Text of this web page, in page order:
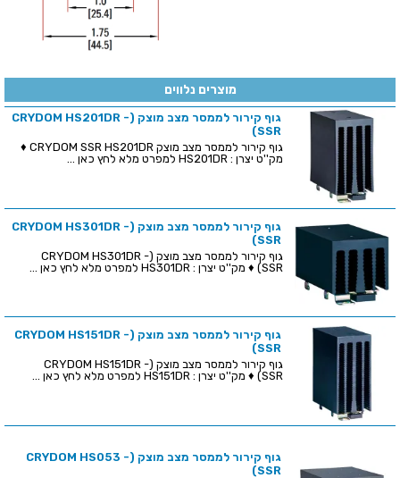
מוצרים נלווים
גוף קירור לממסר מצב מוצק (CRYDOM HS201DR -
(SSR
גוף קירור לממסר מצב מוצק CRYDOM SSR HS201DR ♦
מק''ט יצרן : HS201DR למפרט מלא לחץ כאן ...
גוף קירור לממסר מצב מוצק (CRYDOM HS301DR -
(SSR
גוף קירור לממסר מצב מוצק (CRYDOM HS301DR -
(SSR ♦ מק''ט יצרן : HS301DR למפרט מלא לחץ כאן ...
גוף קירור לממסר מצב מוצק (CRYDOM HS151DR -
(SSR
גוף קירור לממסר מצב מוצק (CRYDOM HS151DR -
(SSR ♦ מק''ט יצרן : HS151DR למפרט מלא לחץ כאן ...
גוף קירור לממסר מצב מוצק (CRYDOM HS053 -
(SSR